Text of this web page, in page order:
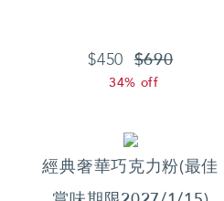
$450 $690
34% off
經典奢華巧克力粉(最佳